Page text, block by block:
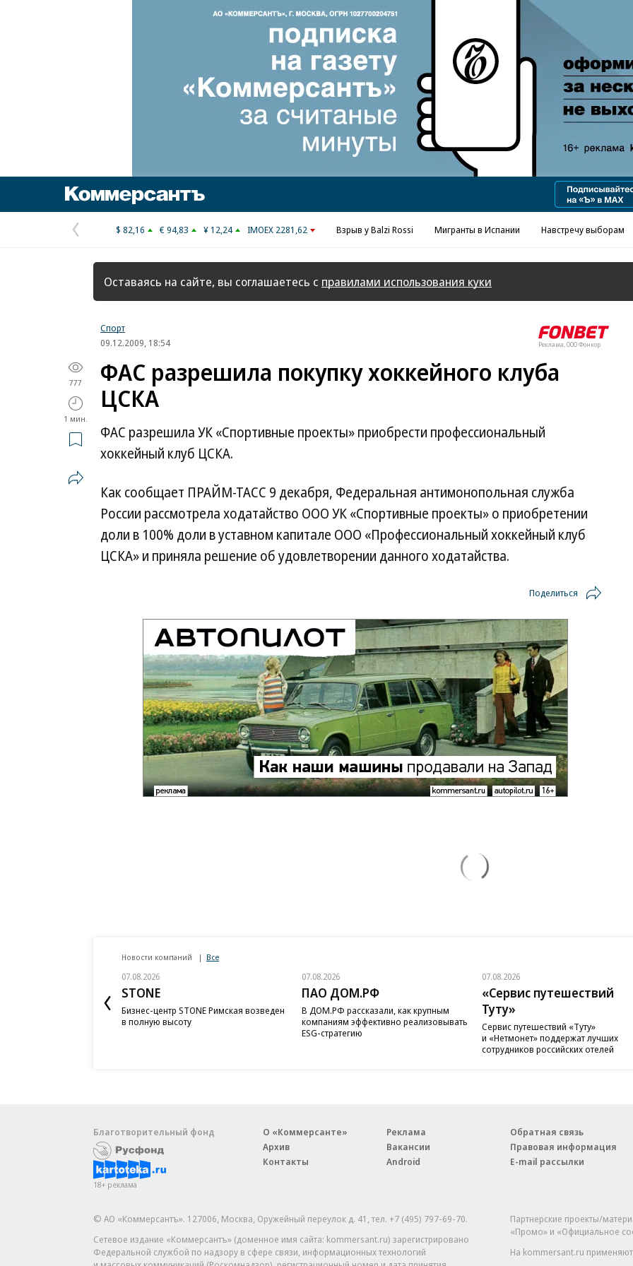
Реклама в «Ъ» www.kommersant.ru/ad
Предыдущая
страница
$ 82,16 € 94,83 ¥ 12,24 IMOEX 2281,62 Взрыв у Balzi Rossi Мигранты в Испании Навстречу выборам
Оставаясь на сайте, вы соглашаетесь с правилами использования куки
Реклама, ООО Фонкор
Спорт
09.12.2009, 18:54
777
1 мин.
ФАС разрешила покупку хоккейного клуба
ЦСКА
ФАС разрешила УК «Спортивные проекты» приобрести профессиональный
хоккейный клуб ЦСКА.
Как сообщает ПРАЙМ-ТАСС 9 декабря, Федеральная антимонопольная служба
России рассмотрела ходатайство ООО УК «Спортивные проекты» о приобретении
доли в 100% доли в уставном капитале ООО «Профессиональный хоккейный клуб
ЦСКА» и приняла решение об удовлетворении данного ходатайства.
Поделиться
Новости компаний Все
07.08.2026
STONE
Бизнес-центр STONE Римская возведен
в полную высоту
07.08.2026
ПАО ДОМ.РФ
В ДОМ.РФ рассказали, как крупным
компаниям эффективно реализовывать
ESG-стратегию
07.08.2026
«Сервис путешествий
Туту»
Сервис путешествий «Туту»
и «Нетмонет» поддержат лучших
сотрудников российских отелей
Благотворительный фонд
18+ реклама
О «Коммерсанте»
Архив
Контакты
Реклама
Вакансии
Android
Обратная связь
Правовая информация
E-mail рассылки
© АО «Коммерсантъ». 127006, Москва, Оружейный переулок д. 41,тел. +7 (495) 797-69-70.
Сетевое издание «Коммерсантъ» (доменное имя сайта: kommersant.ru) зарегистрировано
Федеральной службой по надзору в сфере связи, информационных технологий
Партнерские проекты/
«Промо» и «Официальное
На kommersant.ru